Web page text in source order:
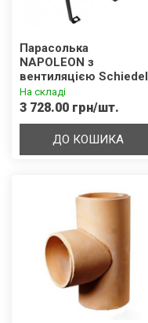
Парасолька
NAPOLEON з
вентиляцією Schiedel
UNI
На складі
3 728.00 грн/шт.
ДО КОШИКА